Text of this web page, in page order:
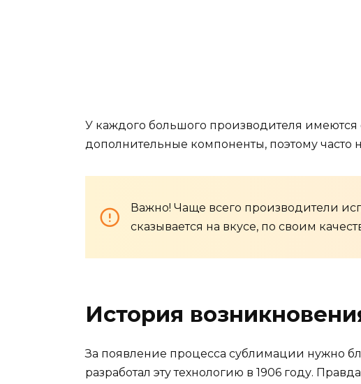
У каждого большого производителя имеются
дополнительные компоненты, поэтому часто
Важно! Чаще всего производители
сказывается на вкусе, по своим
История
За появление процесса сублимации нужно
разработал эту технологию в 1906 году.